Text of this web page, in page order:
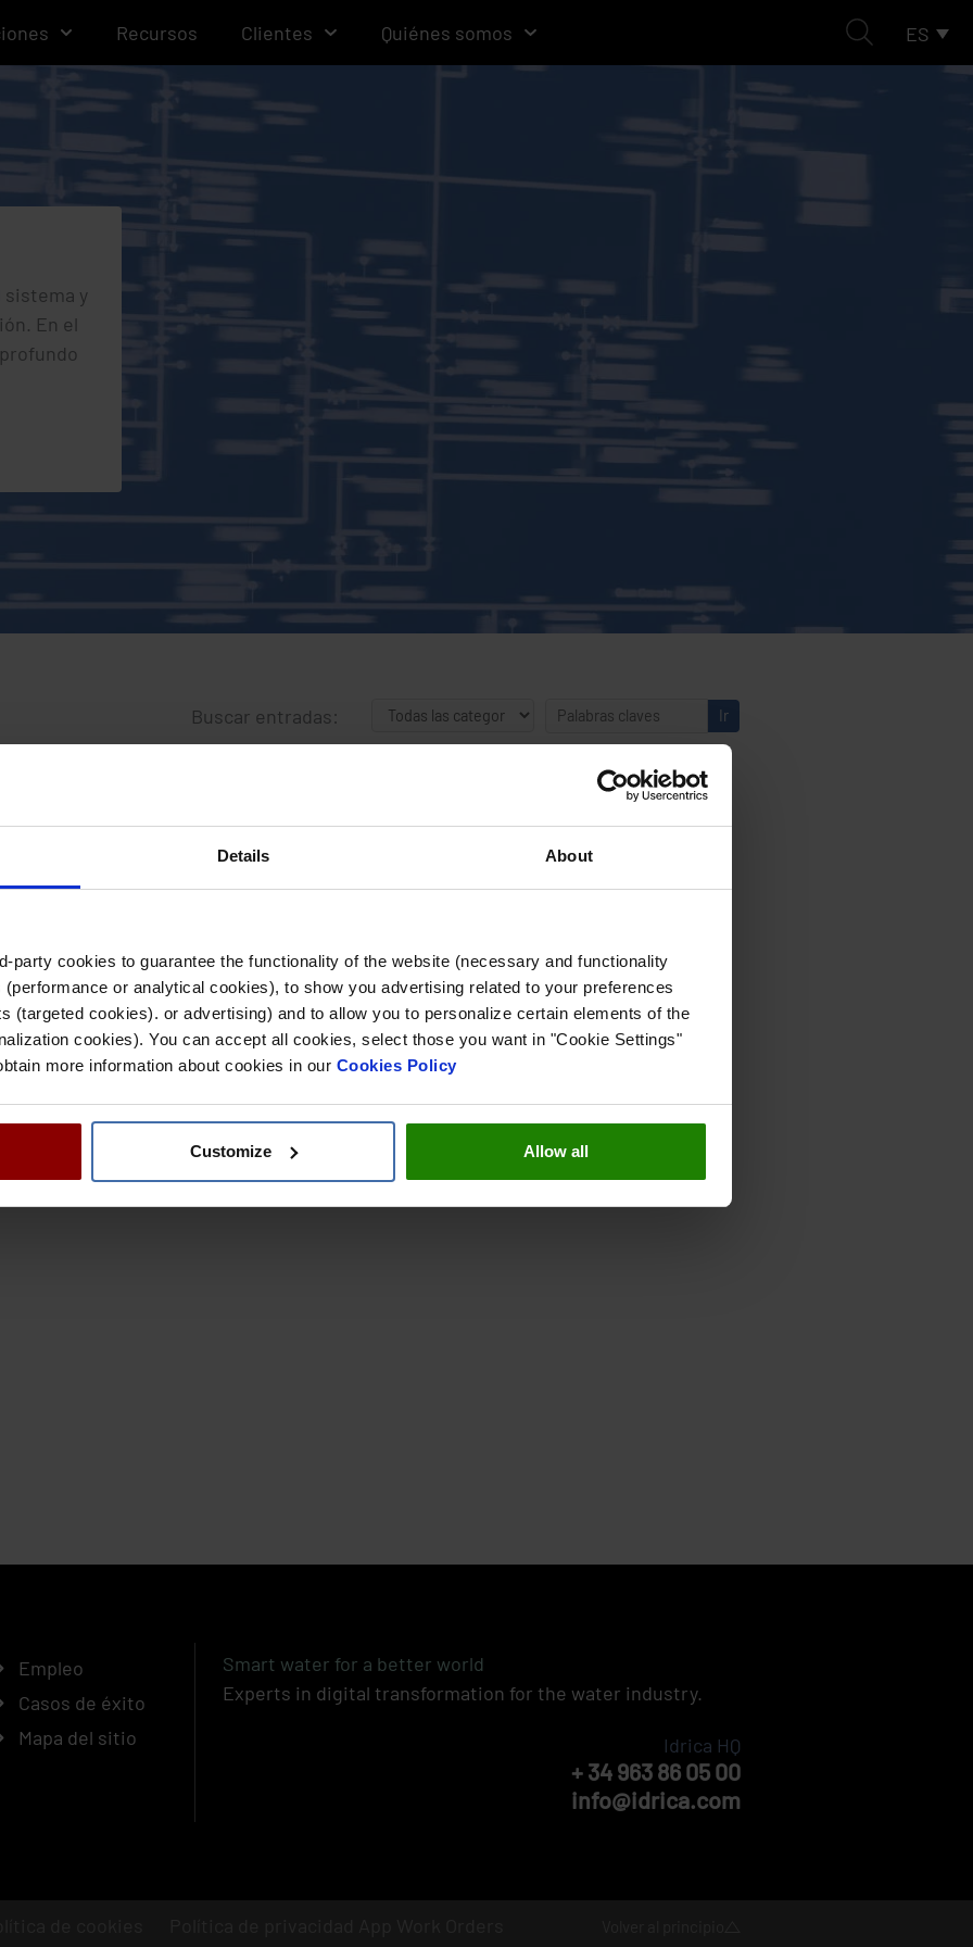
Details About
party cookies to guarantee the functionality of the website (necessary and functionality
or analytical cookies), to show you advertising related to your preferences
(targeted cookies). or advertising) and to allow you to personalize certain elements of the
cookies). You can accept all cookies, select those you want in "Cookie Settings"
more information about cookies in our Cookies Policy
Customize Allow all
Recursos Clientes Quiénes somos ES
y
En el
Buscar entradas:
Empleo
Casos de éxito
Mapa del sitio
Smart water for a better world
Experts in digital transformation for the water industry.
Idrica HQ
+ 34 963 86 05 00
info@idrica.com